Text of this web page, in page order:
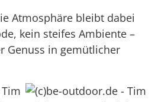
Atmosphäre bleibt dabei
kein steifes Ambiente –
Genuss in gemütlicher